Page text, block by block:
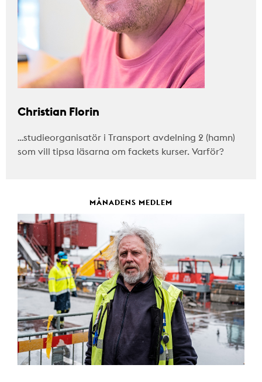
Christian Florin
…studieorganisatör i Transport avdelning 2 (hamn)
som vill tipsa läsarna om fackets kurser. Varför?
MÅNADENS MEDLEM